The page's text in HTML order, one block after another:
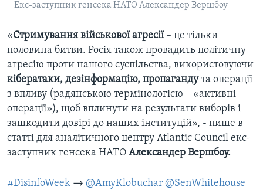
Екс-заступник генсека НАТО Александер Вершбоу
«Стримування військової агресії – це тільки
половина битви. Росія також провадить політичну
агресію проти нашого суспільства, використовуючи
кібератаки, дезінформацію, пропагандута операції
з впливу (радянською термінологією – «активні
операції»), щоб вплинути на результати виборів і
зашкодити довірі до наших інституцій», - пише в
статті для аналітичного центру Atlantic Council екс-
заступник генсека НАТО Александер Вершбоу.
#DisinfoWeek → @AmyKlobuchar @SenWhitehouse